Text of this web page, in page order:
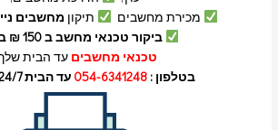
מכירת מחשבים
תיקון מחשבים
ביקור טכנאי מחשב ב 150 ₪ בלבד!
טכנאי מחשבים עד הבית
בטלפון :054-6341248 עד הבית 24/7 ביממה.